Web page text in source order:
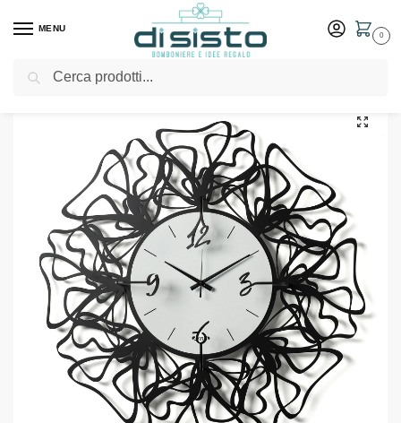
MENU
0
Home Shop Arredo casa